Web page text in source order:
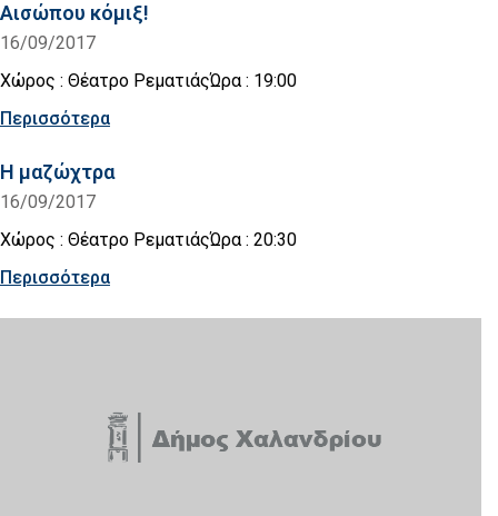
Αισώπου κόμιξ!
16/09/2017
Χώρος : Θέατρο ΡεματιάςΏρα : 19:00
Περισσότερα
Η μαζώχτρα
16/09/2017
Χώρος : Θέατρο ΡεματιάςΏρα : 20:30
Περισσότερα